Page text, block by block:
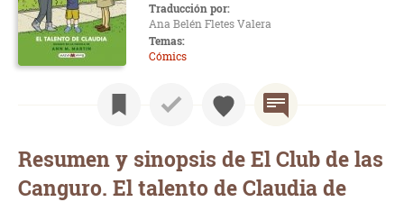
Traducción por:
Ana Belén Fletes Valera
Temas:
Cómics
Resumen y sinopsis de El Club de las
Canguro. El talento de Claudia de